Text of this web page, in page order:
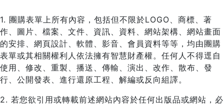
1. 團購表單上所有內容，包括但不限於LOGO、商標、著
作、圖片、檔案、文件、資訊、資料、網站架構、網站畫面
的安排、網頁設計、軟體、影音、會員資料等等，均由團購
表單或其相關權利人依法擁有智慧財產權。任何人不得逕自
使用、修改、重製、播送、傳輸、演出、改作、散布、發
行、公開發表、進行還原工程、解編或反向組譯。
2. 若您欲引用或轉載前述網站內容於任何出版品或網站，必